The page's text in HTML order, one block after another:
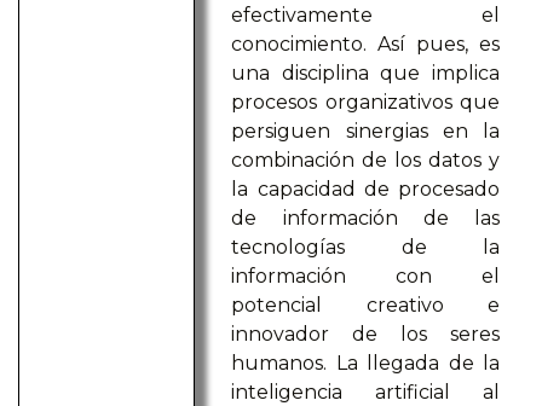
efectivamente el
conocimiento. Así pues, es
una disciplina que implica
procesos organizativos que
persiguen sinergias en la
combinación de los datos y
la capacidad de procesado
de información de las
tecnologías de la
información con el
potencial creativo e
innovador de los seres
humanos. La llegada de la
inteligencia artificial al